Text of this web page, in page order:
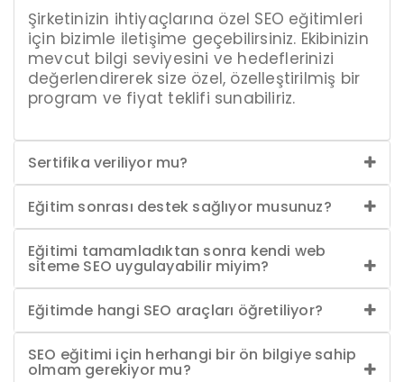
Şirketinizin ihtiyaçlarına özel SEO eğitimleri
için bizimle iletişime geçebilirsiniz. Ekibinizin
mevcut bilgi seviyesini ve hedeflerinizi
değerlendirerek size özel, özelleştirilmiş bir
program ve fiyat teklifi sunabiliriz.
Sertifika veriliyor mu?
Eğitim sonrası destek sağlıyor musunuz?
Eğitimi tamamladıktan sonra kendi web
siteme SEO uygulayabilir miyim?
Eğitimde hangi SEO araçları öğretiliyor?
SEO eğitimi için herhangi bir ön bilgiye sahip
olmam gerekiyor mu?